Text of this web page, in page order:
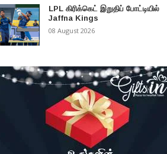
LPL கிரிக்கெட் இறுதிப் போட்டியில்
Jaffna Kings
08 August 2026